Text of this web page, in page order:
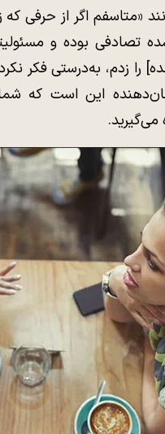
«متاسفم اگر از حرفی
تصادفی بوده و
را زدم، به‌درستی فکر
این است که